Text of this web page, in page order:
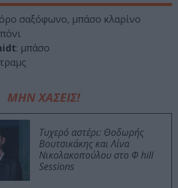
σαξόφωνο, μπάσο κλαρίνο
: μπάσο
ΜΗΝ ΧΑΣΕΙΣ!
Τυχερό αστέρι: Θοδωρής
Βουτσικάκης και Λίνα
Νικολακοπούλου στο Φ hill
Sessions